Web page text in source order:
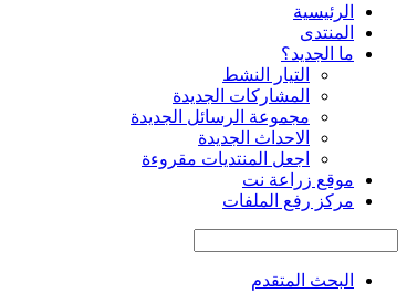
الرئيسية
المنتدى
ما الجديد؟
التيار النشط
المشاركات الجديدة
مجموعة الرسائل الجديدة
الاحداث الجديدة
اجعل المنتديات مقروءة
موقع زراعة نت
مركز رفع الملفات
البحث المتقدم